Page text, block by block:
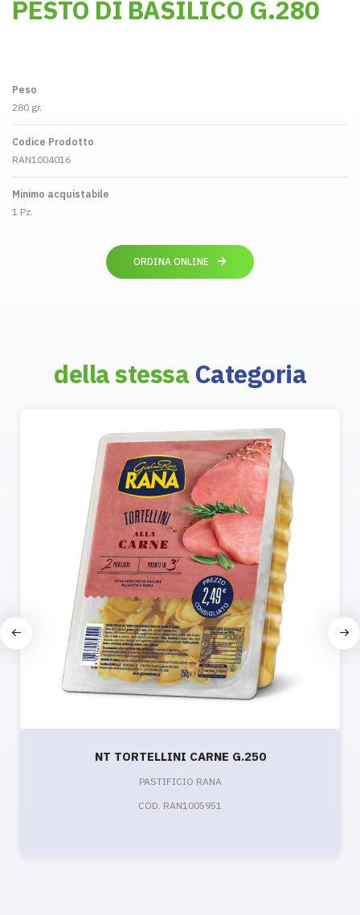
PESTO DI BASILICO G.280
Peso
280 gr.
Codice Prodotto
RAN1004016
Minimo acquistabile
1 Pz.
ORDINA ONLINE
della stessa Categoria
NT TORTELLINI CARNE G.250
PASTIFICIO RANA
COD. RAN1005951